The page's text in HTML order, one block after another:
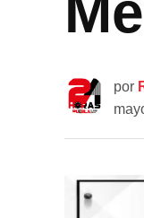
por